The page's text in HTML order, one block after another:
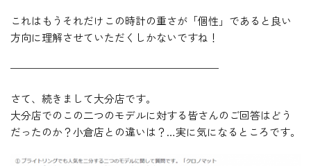
これはもうそれだけこの時計の重さが「個性」であると良い
方向に理解させていただくしかないですね！
————————————————————
さて、続きまして大分店です。
大分店でのこの二つのモデルに対する皆さんのご回答はどう
だったのか？小倉店との違いは？…実に気になるところです。